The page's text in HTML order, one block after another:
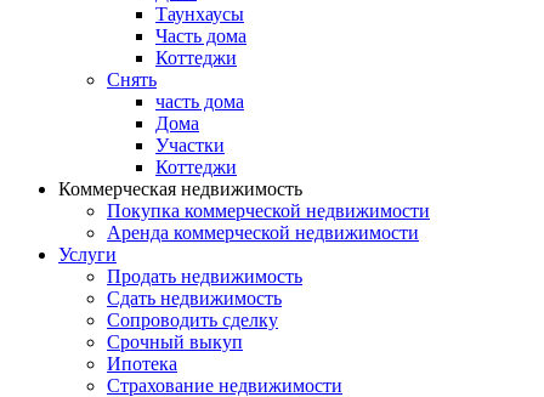
Таунхаусы
Часть дома
Коттеджи
Снять
часть дома
Дома
Участки
Коттеджи
Коммерческая недвижимость
Покупка коммерческой недвижимости
Аренда коммерческой недвижимости
Услуги
Продать недвижимость
Сдать недвижимость
Сопроводить сделку
Срочный выкуп
Ипотека
Страхование недвижимости